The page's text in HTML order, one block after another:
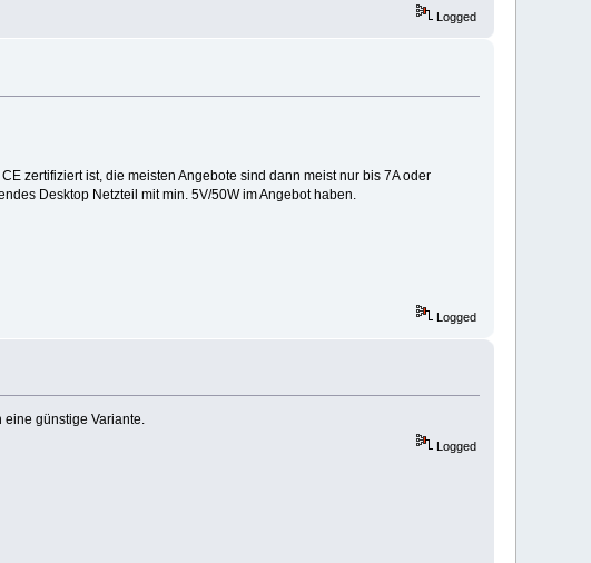
Logged
zertifiziert ist, die meisten Angebote sind dann meist nur bis 7A oder
Desktop Netzteil mit min. 5V/50W im Angebot haben.
Logged
günstige Variante.
Logged